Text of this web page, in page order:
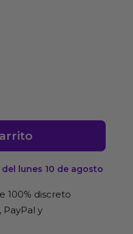
lunes 10 de agosto
100% discreto
y